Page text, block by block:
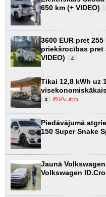
650 km (+ VIDEO)
3600 EUR pret
priekšrocības pret
VIDEO)
4
Tikai 12,8 kWh uz
3
Piedāvājumā
150 Super Snake
Jaunā
Volkswagen